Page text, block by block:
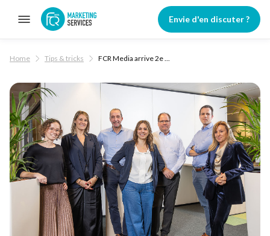
Envie d'en discuter ?
Home Tips & tricks FCR Media arrive 2e ...